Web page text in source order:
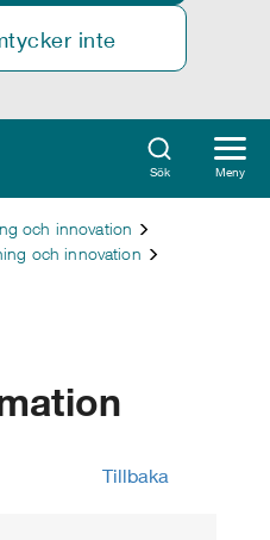
inte
Sök Meny
och innovation
och innovation
Tillbaka